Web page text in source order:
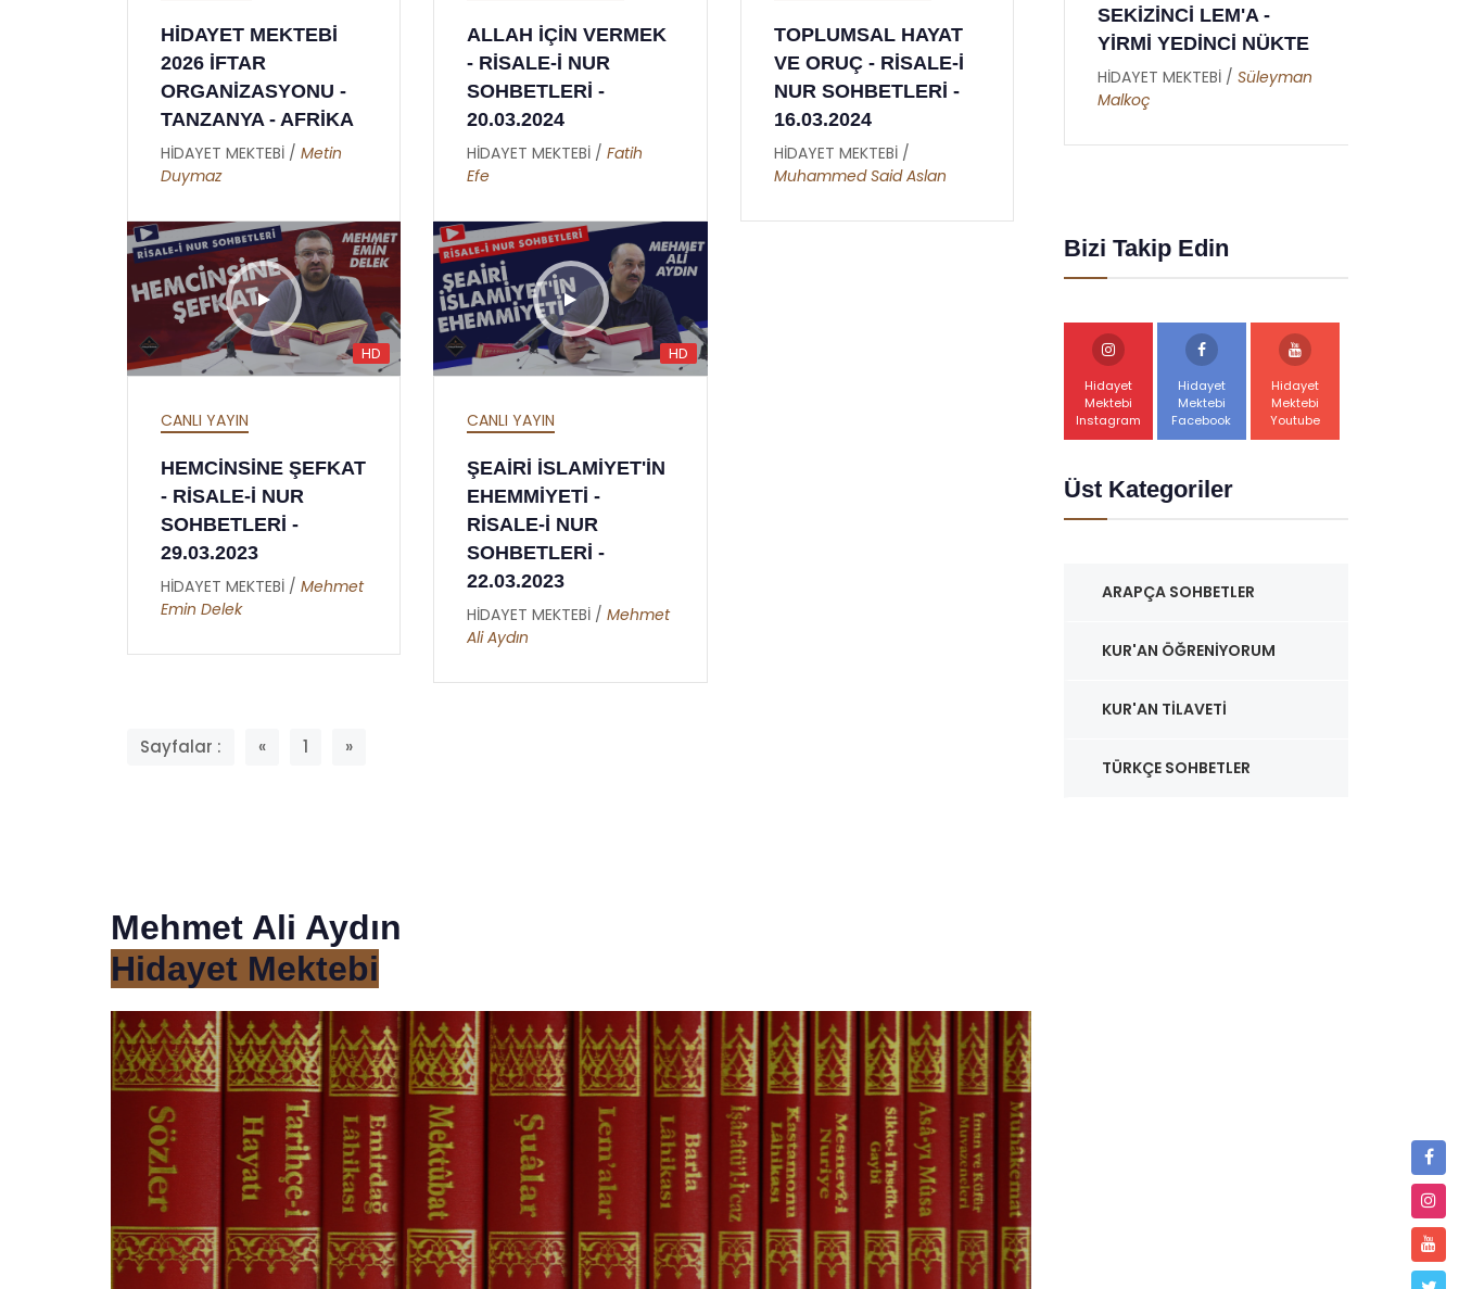
HİDAYET MEKTEBİ
2026 İFTAR
ORGANİZASYONU -
TANZANYA - AFRİKA
HİDAYET MEKTEBİ / Metin
Duymaz
ALLAH İÇİN VERMEK
- RİSALE-İ NUR
SOHBETLERİ -
20.03.2024
HİDAYET MEKTEBİ /Fatih
Efe
TOPLUMSAL HAYAT
VE ORUÇ - RİSALE-İ
NUR SOHBETLERİ -
16.03.2024
HİDAYET MEKTEBİ /
Muhammed Said Aslan
HD
CANLI YAYIN
HEMCİNSİNE ŞEFKAT
- RİSALE-İ NUR
SOHBETLERİ -
29.03.2023
HİDAYET MEKTEBİ / Mehmet
Emin Delek
HD
CANLI YAYIN
ŞEAİRİ İSLAMİYET'İN
EHEMMİYETİ -
RİSALE-İ NUR
SOHBETLERİ -
22.03.2023
HİDAYET MEKTEBİ /Mehmet
Ali Aydın
Sayfalar : « 1 »
Mehmet Ali Aydın
Hidayet Mektebi
HATİME ( GIYBET
HAKKINDA )
HİDAYET MEKTEBİ / Burhan
Sabaz
ER RAHMAN - 02
HİDAYET MEKTEBİ /
Hüsna
YİRMİ YEDİNCİ NÜKTE
HİDAYET MEKTEBİ /Süleyman
Malkoç
DOKUZUNCU MEKTUP
- RAMAZAN RİSALESİ
- ALTINCI NÜKTE
HİDAYET MEKTEBİ /
Bizi Takip Edin
Hidayet
Mektebi
Instagram
Hidayet
Mektebi
Facebook
Hidayet
Mektebi
Youtube
Üst Kategoriler
ARAPÇA SOHBETLER
KUR'AN ÖĞRENIYORUM
KUR'AN TILAVETI
TÜRKÇE SOHBETLER